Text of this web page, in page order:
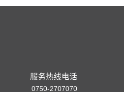
服务热线电话
0750-2707070